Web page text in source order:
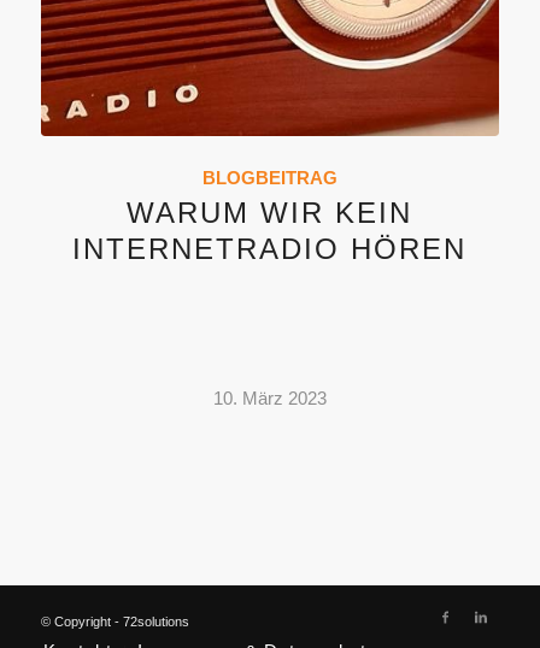
BLOGBEITRAG
WARUM WIR KEIN
INTERNETRADIO HÖREN
10. März 2023
© Copyright - 72solutions